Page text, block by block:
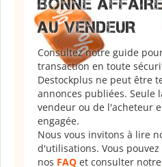
BONNE
AU VENDEUR
Consultez notre guide
transaction en toute
Destockplus ne peut être
annonces publiées. Seule
vendeur ou de l'acheteur
engagée.
Nous vous invitons à lire
d'utilisations. Vous
nos FAQ et consulter